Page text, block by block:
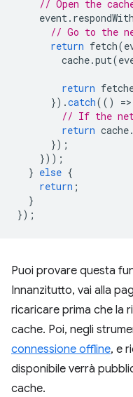
// Open the
event. respondWith
// Go to the
return fetch(
cache.put(
return
}).catch(() =>
// If the
return cache.
});
}));
} else {
return ;
}
});
Puoi provare questa
Innanzitutto, vai alla
ricaricare prima che la
cache. Poi, negli
connessione offline, e
disponibile verrà
cache.